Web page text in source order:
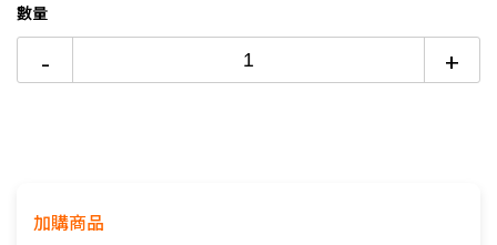
配送時間
配送時間以物流聯絡約定的時間為準
偏遠地區及外島不送！
數量
- +
加購商品